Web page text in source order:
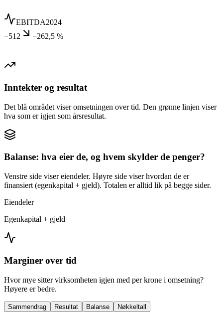
EBITDA2024
−512
−262,5 %
Inntekter og resultat
Det blå området viser omsetningen over tid. Den grønne linjen viser
hva som er igjen som årsresultat.
Balanse: hva eier de, og hvem skylder de penger?
Venstre side viser eiendeler. Høyre side viser hvordan de er
finansiert (egenkapital + gjeld). Totalen er alltid lik på begge sider.
Eiendeler
Egenkapital + gjeld
Marginer over tid
Hvor mye sitter virksomheten igjen med per krone i omsetning?
Høyere er bedre.
Sammendrag Resultat Balanse
Nøkkeltall